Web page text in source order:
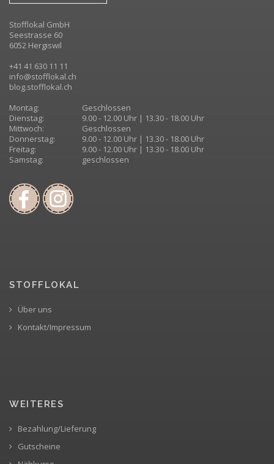
Stofflokal GmbH
Seestrasse 60
6052 Hergiswil
+41 41 630 11 11
info@stofflokal.ch
blog.stofflokal.ch
Montag:
Geschlossen
Dienstag:
9.00 - 12.00 Uhr | 13.30 - 18.00 Uhr
Mittwoch:
Geschlossen
Donnerstag:
9.00 - 12.00 Uhr | 13.30 - 18.00 Uhr
Freitag:
9.00 - 12.00 Uhr | 13.30 - 18.00 Uhr
Samstag:
geschlossen
STOFFLOKAL
Über uns
Kontakt/Impressum
WEITERES
Bezahlung/Lieferung
Gutscheine